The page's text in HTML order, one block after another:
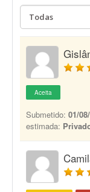
Aceita
Submetido: 01/
estimada: